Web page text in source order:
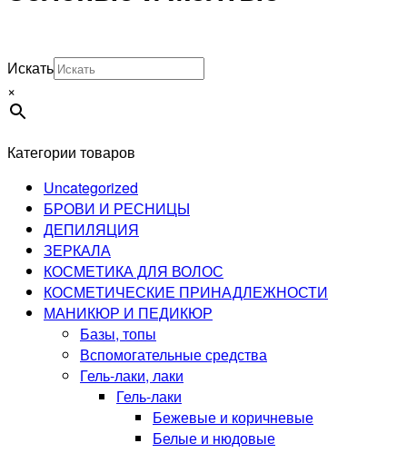
Искать
×
Категории товаров
Uncategorized
БРОВИ И РЕСНИЦЫ
ДЕПИЛЯЦИЯ
ЗЕРКАЛА
КОСМЕТИКА ДЛЯ ВОЛОС
КОСМЕТИЧЕСКИЕ ПРИНАДЛЕЖНОСТИ
МАНИКЮР И ПЕДИКЮР
Базы, топы
Вспомогательные средства
Гель-лаки, лаки
Гель-лаки
Бежевые и коричневые
Белые и нюдовые